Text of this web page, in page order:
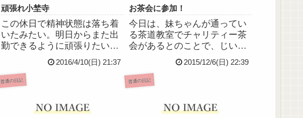
頑張れ小埜寺
この休日で精神状態は落ち着
いたみたい。明日からまた出
勤できるように頑張りたい
な。下のきょうだいたちに仕
送りできるように働かなきゃ
だし、寝たきり部屋のかわい
いおばあちゃんたちにも会い
たいな。私は私、“彼女”は彼
女。ベテランナースはベテラ
2016/4/10(日) 21:37
お茶会に参加！
今日は、妹ちゃんが通ってい
る茶道教室でチャリティー茶
会があるとのことで、じいち
ゃんばあちゃんと一緒に参加
して参りました🍵🍡立礼席で
スタンバる妹ちゃんの図。妹
ちゃん、茶道を習い始めてま
だ数ヶ月そこそこしか経って
いないのだけど、立派にお点
2015/12/6(日) 22:39
普通の日記 普通の日記